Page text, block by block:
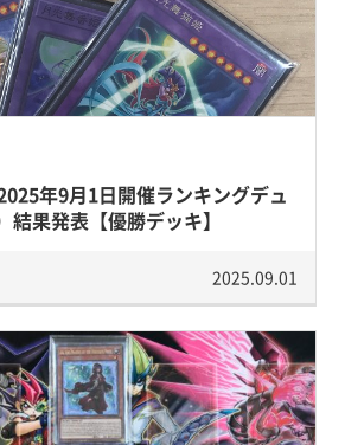
年9月1日開催ランキングデュ
結果発表【優勝デッキ】
2025.09.01